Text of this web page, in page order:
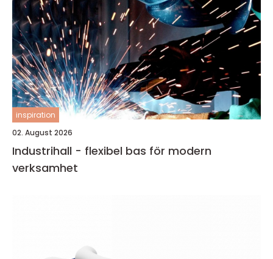
inspiration
02. August 2026
Industrihall - flexibel bas för modern
verksamhet